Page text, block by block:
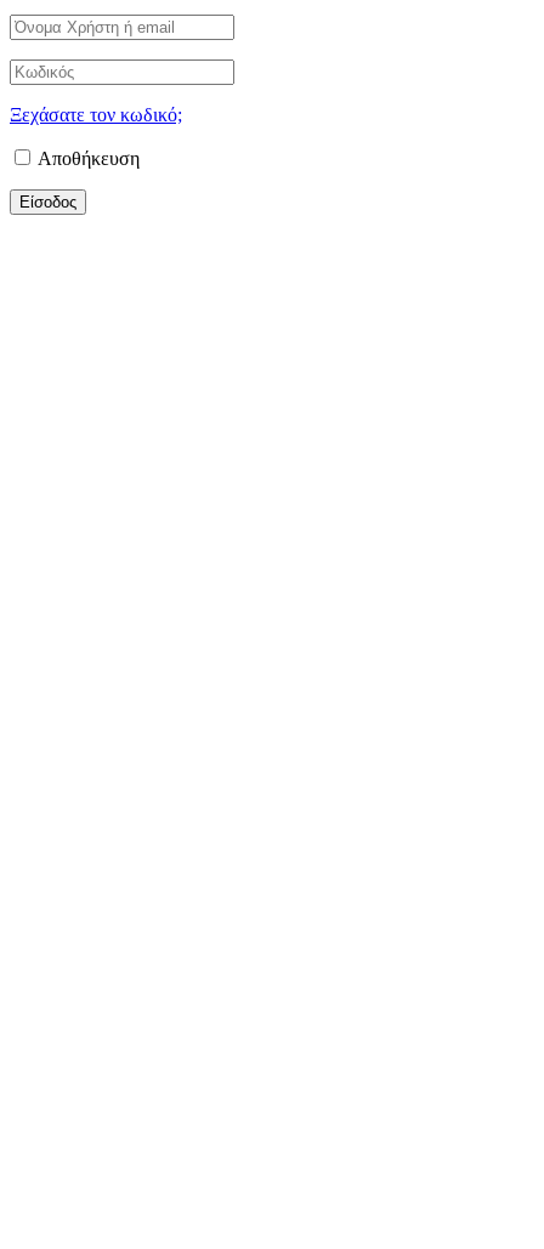
Ξεχάσατε τον κωδικό;
Αποθήκευση